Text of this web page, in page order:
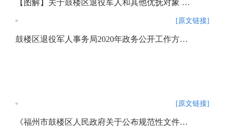
【图解】关于鼓楼区退役军人和其他优抚对象 优待证申领工作的公告图解
[原文链接]
鼓楼区退役军人事务局2020年政务公开工作方案政策解读
[原文链接]
《福州市鼓楼区人民政府关于公布规范性文件清理结果的决定》政策解读